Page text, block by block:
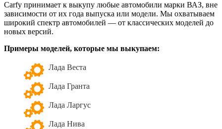
Carfy принимает к выкупу любые автомобили марки ВАЗ, вне
зависимости от их года выпуска или модели. Мы охватываем
широкий спектр автомобилей — от классических моделей до
новых версий.
Примеры моделей, которые мы выкупаем:
Лада Веста
Лада Гранта
Лада Ларгус
Лада Нива